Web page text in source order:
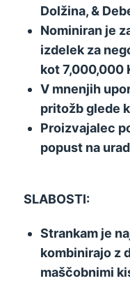
Dolžina, &
Nominiran je
izdelek za
kot 7,000,000
V mnenjih
pritožb glede
Proizvajalec
popust na
SLABOSTI:
Strankam je
kombinirajo z
maščobnimi